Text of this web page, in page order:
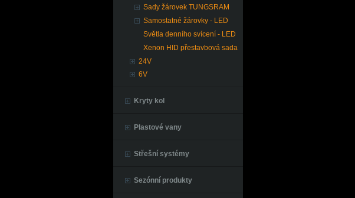
Sady žárovek TUNGSRAM
Samostatné žárovky - LED
Světla denního svícení - LED
Xenon HID přestavbová sada
24V
6V
Kryty kol
Plastové vany
Střešní systémy
Sezónní produkty